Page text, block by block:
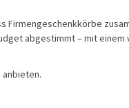
Firmengeschenkkörbe
abgestimmt – mit
anbieten.